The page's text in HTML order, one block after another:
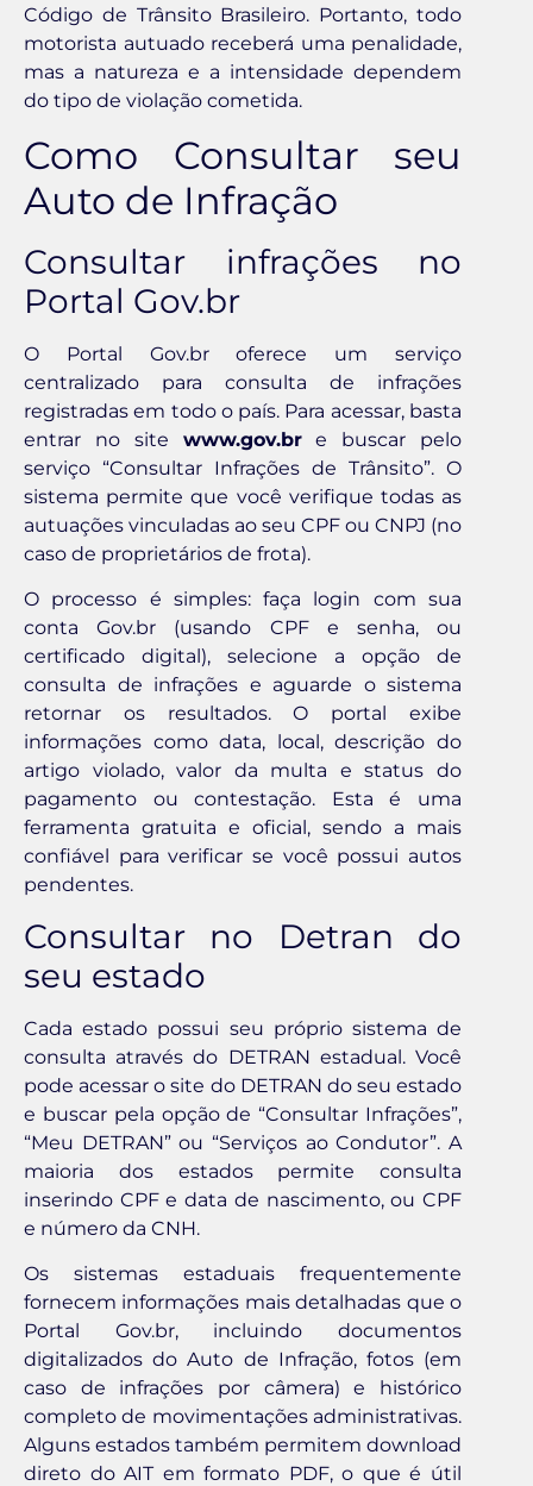
Código de Trânsito Brasileiro. Portanto, todo
motorista autuado receberá uma penalidade,
mas a natureza e a intensidade dependem
do tipo de violação cometida.
Como Consultar seu
Auto de Infração
Consultar infrações no
Portal Gov.br
O Portal Gov.br oferece um serviço
centralizado para consulta de infrações
registradas em todo o país. Para acessar, basta
entrar no site www.gov.bre buscar pelo
serviço “Consultar Infrações de Trânsito”. O
sistema permite que você verifique todas as
autuações vinculadas ao seu CPF ou CNPJ (no
caso de proprietários de frota).
O processo é simples: faça login com sua
conta Gov.br (usando CPF e senha, ou
certificado digital), selecione a opção de
consulta de infrações e aguarde o sistema
retornar os resultados. O portal exibe
informações como data, local, descrição do
artigo violado, valor da multa e status do
pagamento ou contestação. Esta é uma
ferramenta gratuita e oficial, sendo a mais
confiável para verificar se você possui autos
pendentes.
Consultar no Detran do
seu estado
Cada estado possui seu próprio sistema de
consulta através do DETRAN estadual. Você
pode acessar o site do DETRAN do seu estado
e buscar pela opção de “Consultar Infrações”,
“Meu DETRAN” ou “Serviços ao Condutor”. A
maioria dos estados permite consulta
inserindo CPF e data de nascimento, ou CPF
e número da CNH.
Os sistemas estaduais frequentemente
fornecem informações mais detalhadas que o
Portal Gov.br, incluindo documentos
digitalizados do Auto de Infração, fotos (em
caso de infrações por câmera) e histórico
completo de movimentações administrativas.
Alguns estados também permitem download
direto do AIT em formato PDF, o que é útil